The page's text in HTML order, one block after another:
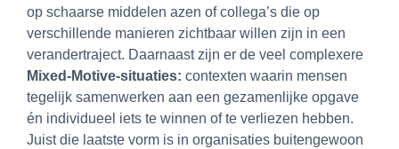
op schaarse middelen azen of collega’s die op
verschillende manieren zichtbaar willen zijn in een
verandertraject. Daarnaast zijn er de veel complexere
Mixed-Motive-situaties: contexten waarin mensen
tegelijk samenwerken aan een gezamenlijke opgave
én individueel iets te winnen of te verliezen hebben.
Juist die laatste vorm is in organisaties buitengewoon